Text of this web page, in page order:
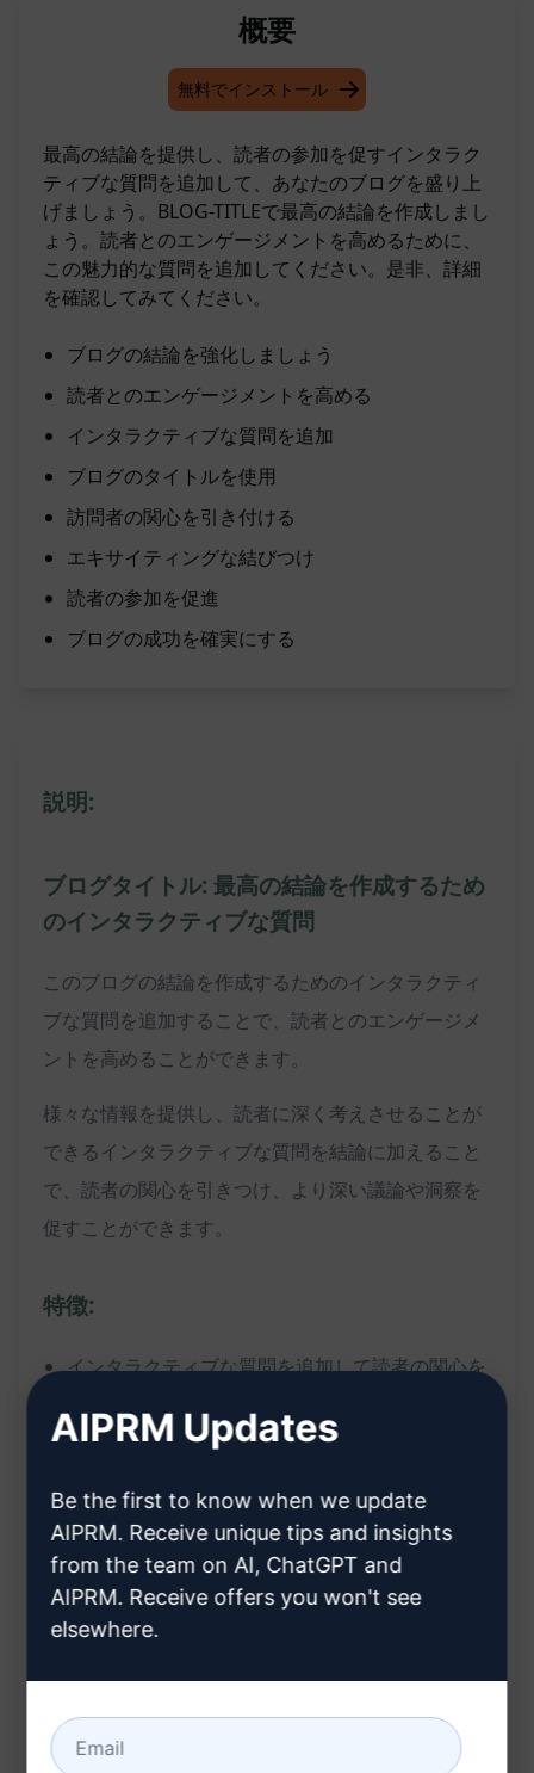
概要
無料でインストール
最高の結論を提供し、読者の参加を促すインタラク
ティブな質問を追加して、あなたのブログを盛り上
げましょう。BLOG-TITLEで最高の結論を作成しまし
ょう。読者とのエンゲージメントを高めるために、
この魅力的な質問を追加してください。是非、詳細
を確認してみてください。
ブログの結論を強化しましょう
読者とのエンゲージメントを高める
インタラクティブな質問を追加
ブログのタイトルを使用
訪問者の関心を引き付ける
エキサイティングな結びつけ
読者の参加を促進
ブログの成功を確実にする
説明:
ブログタイトル: 最高の結論を作成するため
のインタラクティブな質問
このブログの結論を作成するためのインタラクティ
ブな質問を追加することで、読者とのエンゲージメ
ントを高めることができます。
様々な情報を提供し、読者に深く考えさせることが
できるインタラクティブな質問を結論に加えること
で、読者の関心を引きつけ、より深い議論や洞察を
促すことができます。
特徴:
インタラクティブな質問を追加して読者の関心を
読者に考えさせる機会を提供し、深い議論を促す
ージメントを高める
利点:
読者がブログ内容により深く関わり、議論を活発
化させる
インタラクティブな質問により読者の興味を引き
付け、ブログの影響力を高める
AIPRM Updates
Be the first to know when we update
AIPRM. Receive unique tips and insights
from the team on AI, ChatGPT and
AIPRM. Receive offers you won't see
elsewhere.